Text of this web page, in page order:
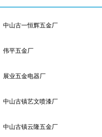
中山古一恒辉五金厂
伟平五金厂
展业五金电器厂
中山古镇艺文喷漆厂
中山古镇云隆五金厂